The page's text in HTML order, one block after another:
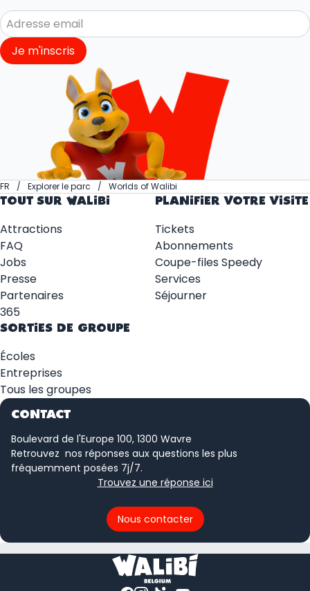
Je m'inscris
FR Explorer le parc
Worlds of Walibi
TOUT SUR WALIBI
Attractions
FAQ
Jobs
Presse
Partenaires
365
PLANIFIER VOTRE VISITE
Tickets
Abonnements
Coupe-files Speedy
Services
Séjourner
SORTIES DE GROUPE
Écoles
Entreprises
Tous les groupes
CONTACT
Boulevard de l'Europe 100, 1300 Wavre
Retrouvez nos réponses aux questions les plus
fréquemment posées 7j/7.
Trouvez une réponse ici
Nous contacter